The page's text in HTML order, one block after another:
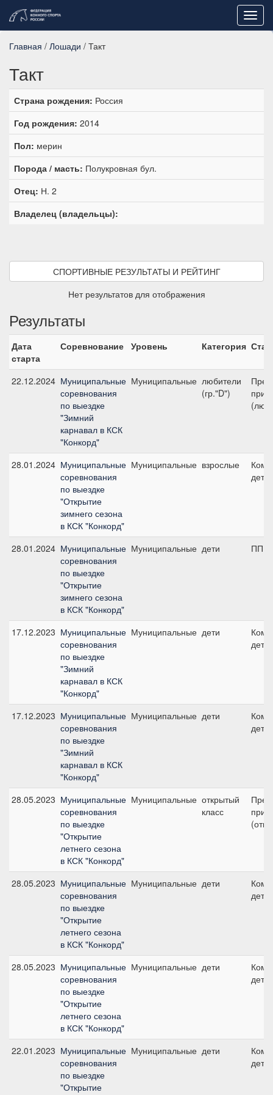
Главная / Лошади / Такт
Такт
Страна рождения: Россия
Год рождения: 2014
Пол: мерин
Порода / масть: Полукровная бул.
Отец: Н. 2
Владелец (владельцы):
СПОРТИВНЫЕ РЕЗУЛЬТАТЫ И РЕЙТИНГ
Нет результатов для отображения
Результаты
Дата
старта
Соревнование Уровень Категория
22.12.2024 Муниципальные
соревнования
по выездке
"Зимний
карнавал в КСК
"Конкорд"
Муниципальные любители
(гр."D")
приз
28.01.2024 Муниципальные
соревнования
по выездке
"Открытие
зимнего сезона
в КСК "Конкорд"
Муниципальные взрослые
дети
28.01.2024 Муниципальные
соревнования
по выездке
"Открытие
зимнего сезона
в КСК "Конкорд"
Муниципальные дети ПП
17.12.2023 Муниципальные
соревнования
по выездке
"Зимний
карнавал в КСК
"Конкорд"
Муниципальные дети
дети
17.12.2023 Муниципальные
соревнования
по выездке
"Зимний
карнавал в КСК
"Конкорд"
Муниципальные дети
дети
28.05.2023 Муниципальные
соревнования
по выездке
"Открытие
летнего сезона
в КСК "Конкорд"
Муниципальные открытый
класс
приз
28.05.2023 Муниципальные
соревнования
по выездке
"Открытие
летнего сезона
в КСК "Конкорд"
Муниципальные дети
дети
28.05.2023 Муниципальные
соревнования
по выездке
"Открытие
летнего сезона
в КСК "Конкорд"
Муниципальные дети
дети
22.01.2023 Муниципальные
соревнования
по выездке
"Открытие
Муниципальные дети
дети